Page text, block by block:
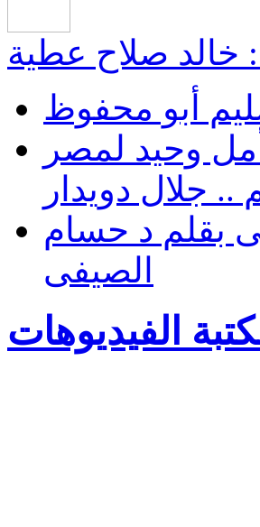
خالد صلاح عطية
أبو محفوظ
وحيد لمصر
.. جلال دويدار
بقلم د حسام
الصيفى
الفيديوهات